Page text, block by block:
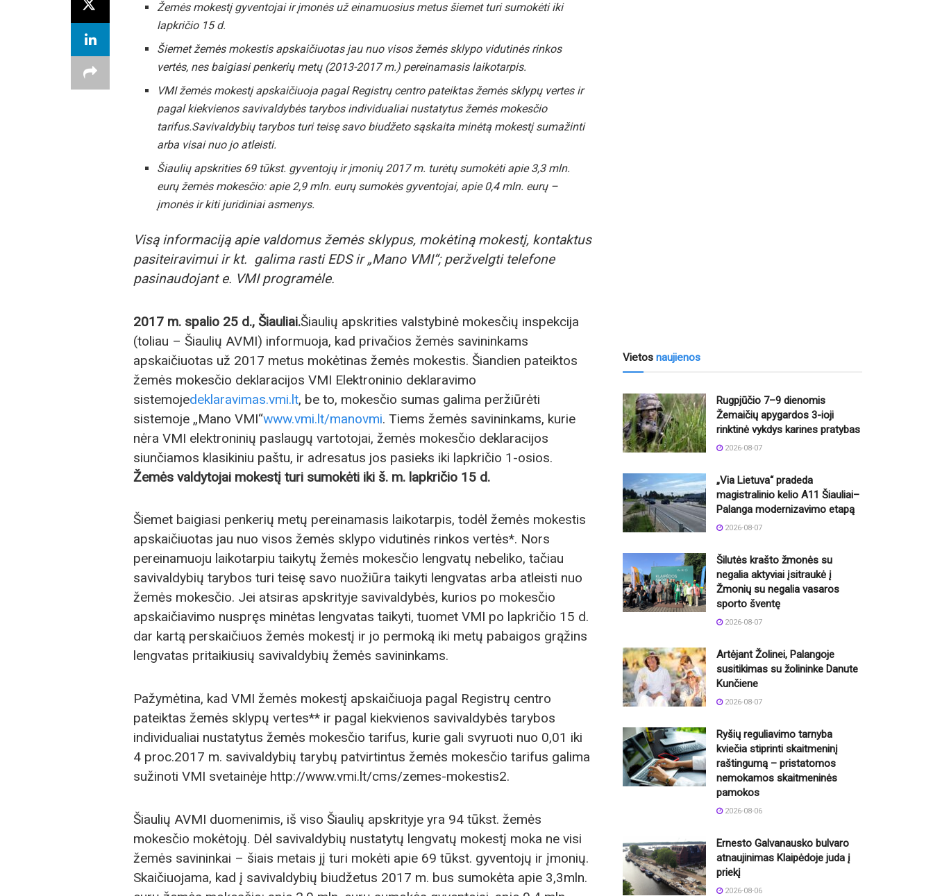
Žemės mokestį gyventojai ir įmonės už einamuosius metus šiemet turi sumokėti iki
lapkričio 15 d.
Šiemet žemės mokestis apskaičiuotas jau nuo visos žemės sklypo vidutinės rinkos
vertės, nes baigiasi penkerių metų (2013-2017 m.) pereinamasis laikotarpis.
VMI žemės mokestį apskaičiuoja pagal Registrų centro pateiktas žemės sklypų vertes ir
pagal kiekvienos savivaldybės tarybos individualiai nustatytus žemės mokesčio
tarifus.Savivaldybių tarybos turi teisę savo biudžeto sąskaita minėtą mokestį sumažinti
arba visai nuo jo atleisti.
Šiaulių apskrities 69 tūkst. gyventojų ir įmonių 2017 m. turėtų sumokėti apie 3,3 mln.
eurų žemės mokesčio: apie 2,9 mln. eurų sumokės gyventojai, apie 0,4 mln. eurų –
įmonės ir kiti juridiniai asmenys.
Visą informaciją apie valdomus žemės sklypus, mokėtiną mokestį, kontaktus
pasiteiravimui ir kt. galima rasti EDS ir „Mano VMI“; peržvelgti telefone
pasinaudojant e. VMI programėle.
2017 m. spalio 25 d., Šiauliai.Šiaulių apskrities valstybinė mokesčių inspekcija
(toliau – Šiaulių AVMI) informuoja, kad privačios žemės savininkams
apskaičiuotas už 2017 metus mokėtinas žemės mokestis. Šiandien pateiktos
žemės mokesčio deklaracijos VMI Elektroninio deklaravimo
sistemojedeklaravimas.vmi.lt, be to, mokesčio sumas galima peržiūrėti
sistemoje „Mano VMI“www.vmi.lt/manovmi. Tiems žemės savininkams, kurie
nėra VMI elektroninių paslaugų vartotojai, žemės mokesčio deklaracijos
siunčiamos klasikiniu paštu, ir adresatus jos pasieks iki lapkričio 1-osios.
Žemės valdytojai mokestį turi sumokėti iki š. m. lapkričio 15 d.
Šiemet baigiasi penkerių metų pereinamasis laikotarpis, todėl žemės mokestis
apskaičiuotas jau nuo visos žemės sklypo vidutinės rinkos vertės*. Nors
pereinamuoju laikotarpiu taikytų žemės mokesčio lengvatų nebeliko, tačiau
savivaldybių tarybos turi teisę savo nuožiūra taikyti lengvatas arba atleisti nuo
žemės mokesčio. Jei atsiras apskrityje savivaldybės, kurios po mokesčio
apskaičiavimo nuspręs minėtas lengvatas taikyti, tuomet VMI po lapkričio 15 d.
dar kartą perskaičiuos žemės mokestį ir jo permoką iki metų pabaigos grąžins
lengvatas pritaikiusių savivaldybių žemės savininkams.
Pažymėtina, kad VMI žemės mokestį apskaičiuoja pagal Registrų centro
pateiktas žemės sklypų vertes** ir pagal kiekvienos savivaldybės tarybos
individualiai nustatytus žemės mokesčio tarifus, kurie gali svyruoti nuo 0,01 iki
4 proc.2017 m. savivaldybių tarybų patvirtintus žemės mokesčio tarifus galima
sužinoti VMI svetainėje http://www.vmi.lt/cms/zemes-mokestis2.
Šiaulių AVMI duomenimis, iš viso Šiaulių apskrityje yra 94 tūkst. žemės
mokesčio mokėtojų. Dėl savivaldybių nustatytų lengvatų mokestį moka ne visi
žemės savininkai – šiais metais jį turi mokėti apie 69 tūkst. gyventojų ir įmonių.
Skaičiuojama, kad į savivaldybių biudžetus 2017 m. bus sumokėta apie 3,3mln.
Vietos naujienos
Rugpjūčio 7–9 dienomis
Žemaičių apygardos 3-ioji
rinktinė vykdys karines pratybas
2026-08-07
„Via Lietuva“ pradeda
magistralinio kelio A11 Šiauliai–
Palanga modernizavimo etapą
2026-08-07
Šilutės krašto žmonės su
negalia aktyviai įsitraukė į
Žmonių su negalia vasaros
sporto šventę
2026-08-07
Artėjant Žolinei, Palangoje
susitikimas su žolininke Danute
Kunčiene
2026-08-07
Ryšių reguliavimo tarnyba
kviečia stiprinti skaitmeninį
raštingumą – pristatomos
nemokamos skaitmeninės
pamokos
2026-08-06
Ernesto Galvanausko bulvaro
atnaujinimas Klaipėdoje juda į
priekį
2026-08-06